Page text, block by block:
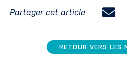
Partager cet article
RETOUR VERS LES